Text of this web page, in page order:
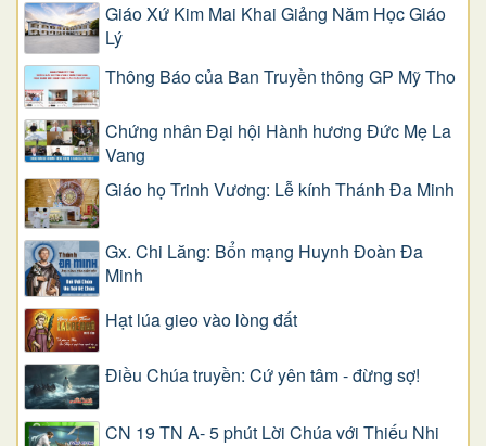
Giáo Xứ Kim Mai Khai Giảng Năm Học Giáo
Lý
Thông Báo của Ban Truyền thông GP Mỹ Tho
Chứng nhân Đại hội Hành hương Đức Mẹ La
Vang
Giáo họ Trinh Vương: Lễ kính Thánh Đa Minh
Gx. Chi Lăng: Bổn mạng Huynh Đoàn Đa
Minh
Hạt lúa gieo vào lòng đất
Điều Chúa truyền: Cứ yên tâm - đừng sợ!
CN 19 TN A- 5 phút Lời Chúa với Thiếu Nhi